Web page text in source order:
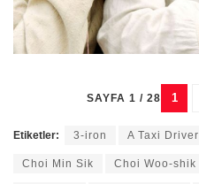
SAYFA 1 / 28 1
Etiketler: 3-iron A Taxi Driver
Choi Min Sik Choi Woo-shik